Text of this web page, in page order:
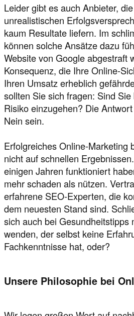
Leider gibt es auch Anbieter,
unrealistischen
kaum Resultate liefern. Im
können solche Ansätze dazu
Website von Google abgestraft
Konsequenz, die Ihre Online-
Ihren Umsatz erheblich
sollten Sie sich fragen: Sind
Risiko einzugehen? Die
Nein sein.
Erfolgreiches Online-Marketing
nicht auf schnellen
einigen Jahren funktioniert
mehr schaden als nützen.
erfahrene SEO-Experten, die
dem neuesten Stand sind.
sich auch bei Gesundheitstipps
wenden, der selbst keine
Fachkenntnisse hat, oder?
Unsere Philosophie bei